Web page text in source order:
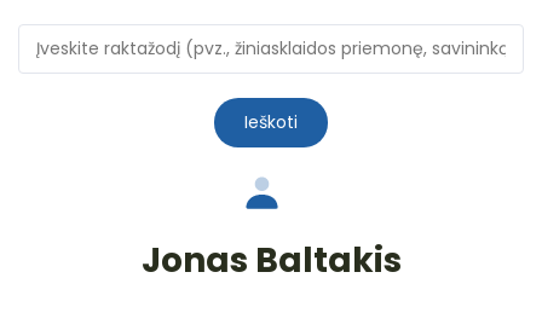
Ieškoti
Jonas Baltakis